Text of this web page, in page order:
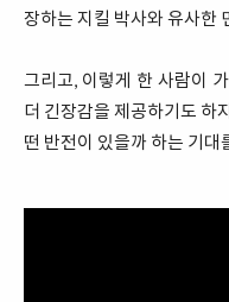
장하는 지킬 박사와 유사한
그리고, 이렇게 한 사람이
더 긴장감을 제공하기도 하
떤 반전이 있을까 하는 기대